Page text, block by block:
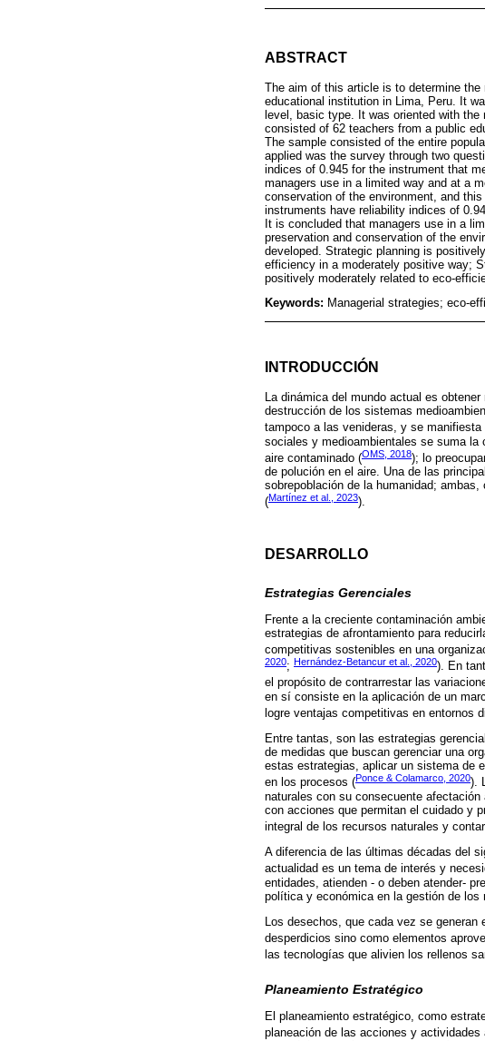
ABSTRACT
The aim of this article is to determine
educational institution in Lima, Peru. It
level, basic type. It was oriented with the
consisted of 62 teachers from a public
The sample consisted of the entire
applied was the survey through two
indices of 0.945 for the instrument that
managers use in a limited way and at a
conservation of the environment, and
instruments have reliability indices of
It is concluded that managers use in a
preservation and conservation of the
developed. Strategic planning is
efficiency in a moderately positive way;
positively moderately related to eco-
Keywords: Managerial strategies; eco-
INTRODUCCIÓN
La dinámica del mundo actual es
destrucción de los sistemas
tampoco a las venideras, y se
sociales y medioambientales se suma la
aire contaminado (OMS, 2018); lo
de polución en el aire. Una de las
sobrepoblación de la humanidad;
(Martínez et al., 2023).
DESARROLLO
Estrategias Gerenciales
Frente a la creciente contaminación
estrategias de afrontamiento para
competitivas sostenibles en una
2020; Hernández-Betancur et al., 2020). En
el propósito de contrarrestar las
en sí consiste en la aplicación de un
logre ventajas competitivas en entornos
Entre tantas, son las estrategias
de medidas que buscan gerenciar una
estas estrategias, aplicar un sistema de
en los procesos (Ponce & Colamarco, 2020).
naturales con su consecuente
con acciones que permitan el cuidado y
integral de los recursos naturales y
A diferencia de las últimas décadas del
actualidad es un tema de interés y
entidades, atienden - o deben atender-
política y económica en la gestión de los
Los desechos, que cada vez se
desperdicios sino como elementos
las tecnologías que alivien los rellenos
Planeamiento Estratégico
El planeamiento estratégico, como
planeación de las acciones y